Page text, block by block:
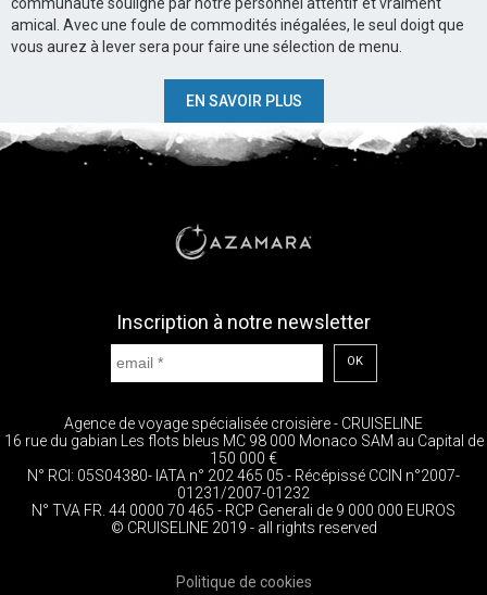
amical. Avec une foule de commodités inégalées, le seul doigt que
vous aurez à lever sera pour faire une sélection de menu.
EN SAVOIR PLUS
Inscription à notre newsletter
OK
Agence de voyage spécialisée croisière - CRUISELINE
16 rue du gabian Les flots bleus MC 98 000 Monaco SAM au Capital de
150 000 €
N° RCI: 05S04380- IATA n° 202 465 05 - Récépissé CCIN n°2007-
01231/2007-01232
N° TVA FR. 44 0000 70 465 - RCP Generali de 9 000 000 EUROS
© CRUISELINE 2019 - all rights reserved
Politique de cookies